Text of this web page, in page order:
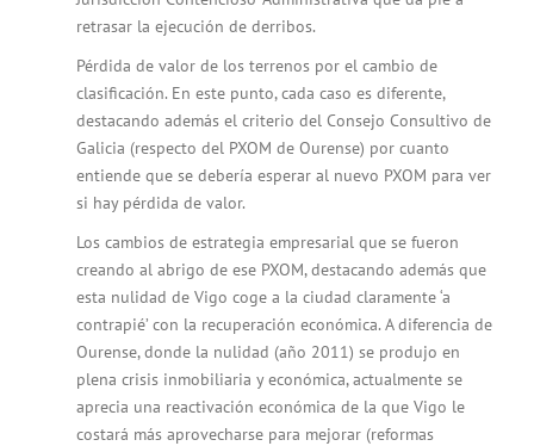
retrasar la ejecución de derribos.
Pérdida de valor de los terrenos por el cambio de
clasificación. En este punto, cada caso es diferente,
destacando además el criterio del Consejo Consultivo de
Galicia (respecto del PXOM de Ourense) por cuanto
entiende que se debería esperar al nuevo PXOM para ver
si hay pérdida de valor.
Los cambios de estrategia empresarial que se fueron
creando al abrigo de ese PXOM, destacando además que
esta nulidad de Vigo coge a la ciudad claramente ‘a
contrapié’ con la recuperación económica. A diferencia de
Ourense, donde la nulidad (año 2011) se produjo en
plena crisis inmobiliaria y económica, actualmente se
aprecia una reactivación económica de la que Vigo le
costará más aprovecharse para mejorar (reformas